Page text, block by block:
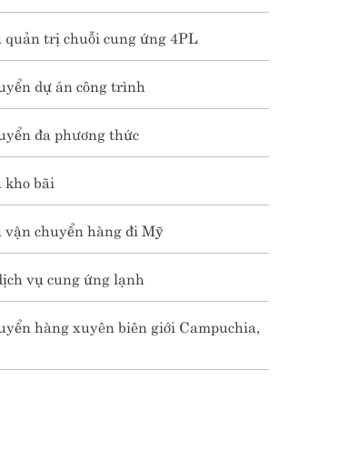
quản trị chuỗi cung ứng 4PL
dự án công trình
đa phương thức
kho bãi
vận chuyển hàng đi Mỹ
vụ cung ứng lạnh
hàng xuyên biên giới Campuchia,